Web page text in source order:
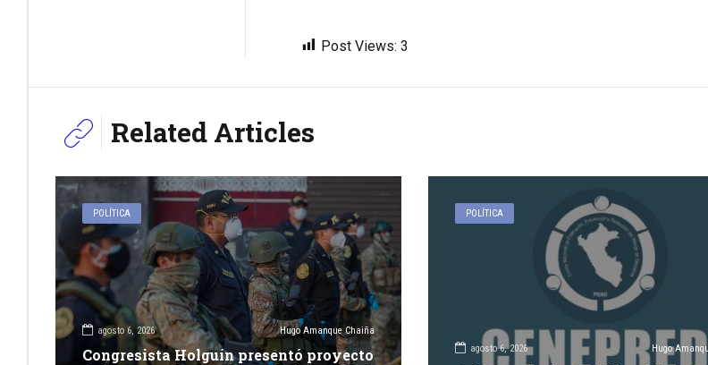
Post Views: 3
Related Articles
POLÍTICA
agosto 6, 2026 Hugo Amanque Chaiña
Congresista Holguín presentó proyecto
POLÍTICA
agosto 6, 2026 Hugo